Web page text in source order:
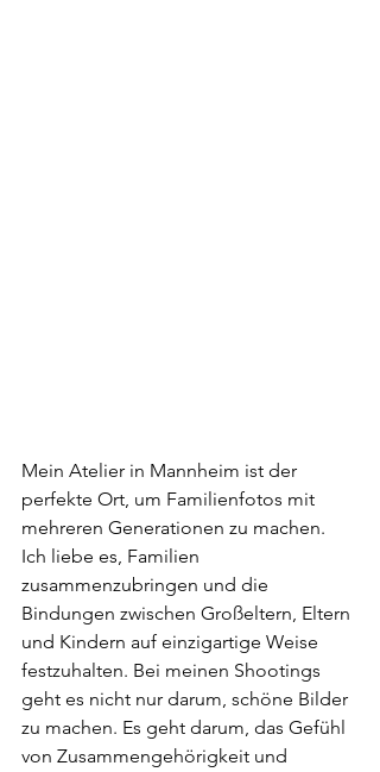
Mein Atelier in Mannheim ist der
perfekte Ort, um Familienfotos mit
mehreren Generationen zu machen.
Ich liebe es, Familien
zusammenzubringen und die
Bindungen zwischen Großeltern, Eltern
und Kindern auf einzigartige Weise
festzuhalten. Bei meinen Shootings
geht es nicht nur darum, schöne Bilder
zu machen. Es geht darum, das Gefühl
von Zusammengehörigkeit und